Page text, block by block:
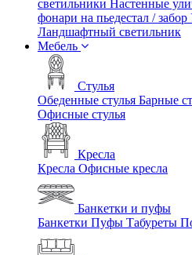
светильники Настенные
фонари на пьедестал / забор
Ландшафтный светильник
Мебель
Стулья
Обеденные стулья Барные
Офисные стулья
Кресла
Кресла Офисные кресла
Банкетки и пуфы
Банкетки Пуфы Табуреты